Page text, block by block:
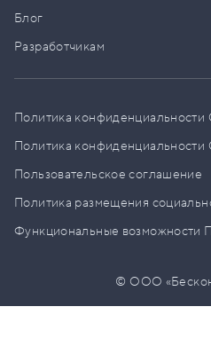
Блог
Разработчикам
Политика
Политика
Пользовательское соглашение
Политика размещения
Функциональные возможности
© ООО